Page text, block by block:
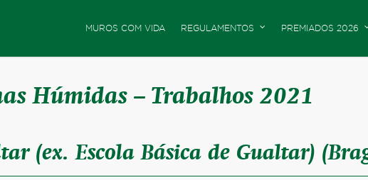
MUROS COM VIDA REGULAMENTOS PREMIADOS 2026
Húmidas – Trabalhos 2021
(ex. Escola Básica de Gualtar)